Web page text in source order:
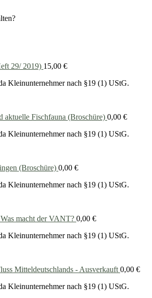
29/ 2019) 15,00 €
Kleinunternehmer nach §19 (1) UStG.
aktuelle Fischfauna (Broschüre) 0,00 €
Kleinunternehmer nach §19 (1) UStG.
(Broschüre) 0,00 €
Kleinunternehmer nach §19 (1) UStG.
macht der VANT? 0,00 €
Kleinunternehmer nach §19 (1) UStG.
Mitteldeutschlands - Ausverkauft 0,00 €
Kleinunternehmer nach §19 (1) UStG.